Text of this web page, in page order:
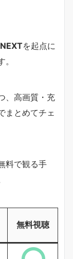
を起点に
、高画質・充
まとめてチェ
料で観る手
無料視聴